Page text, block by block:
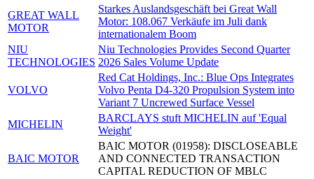
GREAT WALL
MOTOR
Starkes Auslandsgeschäft bei Great Wall
Motor: 108.067 Verkäufe im Juli dank
internationalem Boom
NIU
TECHNOLOGIES
Niu Technologies Provides Second Quarter
2026 Sales Volume Update
VOLVO
Red Cat Holdings, Inc.: Blue Ops Integrates
Volvo Penta D4-320 Propulsion System into
Variant 7 Uncrewed Surface Vessel
MICHELIN
BARCLAYS stuft MICHELIN auf 'Equal
Weight'
BAIC MOTOR
BAIC MOTOR (01958): DISCLOSEABLE
AND CONNECTED TRANSACTION
CAPITAL REDUCTION OF MBLC